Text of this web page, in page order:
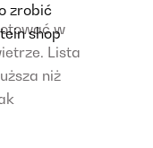
zrobić
shopw
Lista
niż